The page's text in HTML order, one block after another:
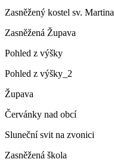
Zasněžený kostel sv. Martina
Zasněžená Župava
Pohled z výšky
Pohled z výšky_2
Župava
Červánky nad obcí
Sluneční svit na zvonici
Zasněžená škola